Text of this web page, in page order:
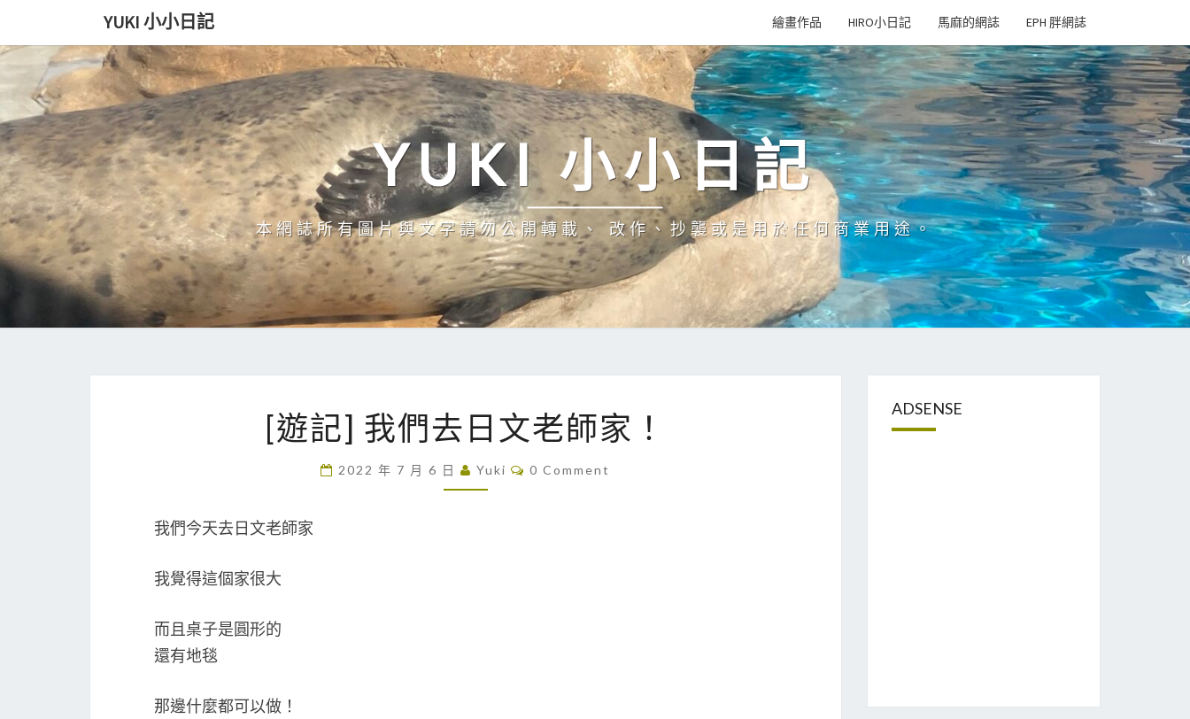
content
YUKI 小小日記 繪畫作品 HIRO小日記 馬麻的網誌 EPH 胖網誌
YUKI 小小日記
本網誌所有圖片與文字請勿公開轉載、 改作、抄襲或是用於任何商業用途。
遊
]
[遊記] 我們去日文老師家！
2022 年 7 月 6 日 Yuki
C
0 Comment
我們今天去日文老師家
我覺得這個家很大
而且桌子是圓形的
還有地毯
那邊什麼都可以做！
ADSENSE